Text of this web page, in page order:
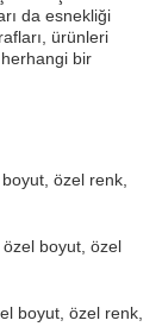
da esnekliği
ürünleri
bir
özel renk,
boyut, özel
boyut, özel renk,